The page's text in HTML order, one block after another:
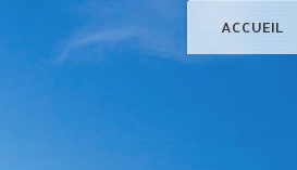
ACCUEIL